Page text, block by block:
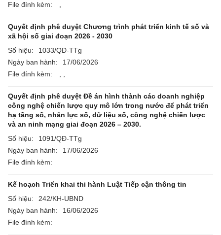
File đính kèm:
Quyết định phê duyệt Chương trình phát triển kinh tế số và
xã hội số giai đoạn 2026 - 2030
Số hiệu:
1033/QĐ-TTg
Ngày ban hành:
17/06/2026
File đính kèm:
Quyết định phê duyệt Đề án hình thành các doanh nghiệp
công nghệ chiến lược quy mô lớn trong nước để phát triển
hạ tầng số, nhân lực số, dữ liệu số, công nghệ chiến lược
và an ninh mạng giai đoạn 2026 – 2030.
Số hiệu:
1091/QĐ-TTg
Ngày ban hành:
17/06/2026
File đính kèm:
Kế hoạch Triển khai thi hành Luật Tiếp cận thông tin
Số hiệu:
242/KH-UBND
Ngày ban hành:
16/06/2026
File đính kèm: